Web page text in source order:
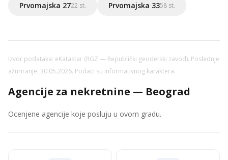
Prvomajska 2722 st. Prvomajska 3358 st.
Izvor podataka: eKatastar (RGZ — Republički geodetski zavod). Poslednje
ažuriranje: 30.05.2026. Podaci su informativnog karaktera.
Agencije za nekretnine — Beograd
Ocenjene agencije koje posluju u ovom gradu.